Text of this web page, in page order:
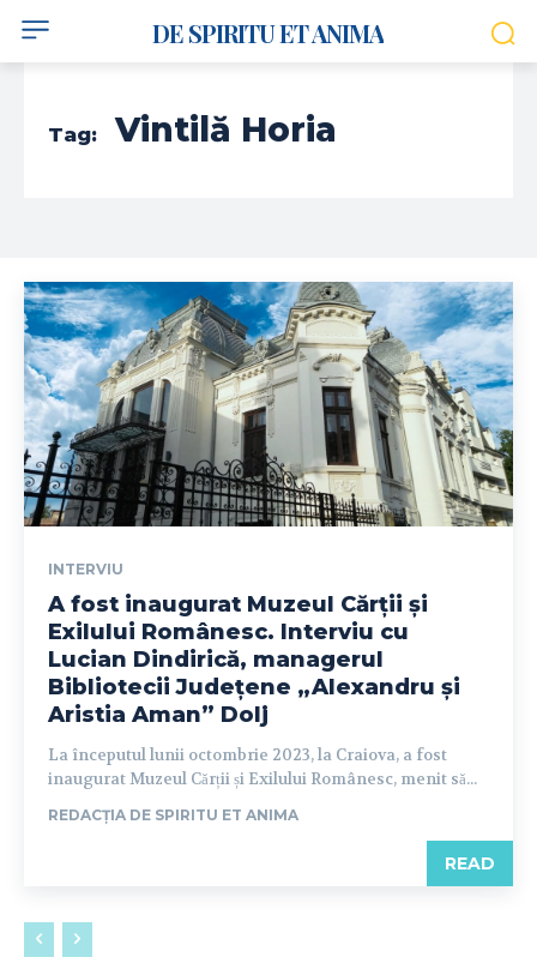
DE SPIRITU ET ANIMA
Tag: Vintilă Horia
INTERVIU
A fost inaugurat Muzeul Cărții și
Exilului Românesc. Interviu cu
Lucian Dindirică, managerul
Bibliotecii Județene „Alexandru și
Aristia Aman” Dolj
La începutul lunii octombrie 2023, la Craiova, a fost
inaugurat Muzeul Cărții și Exilului Românesc, menit să...
REDACȚIA DE SPIRITU ET ANIMA
READ